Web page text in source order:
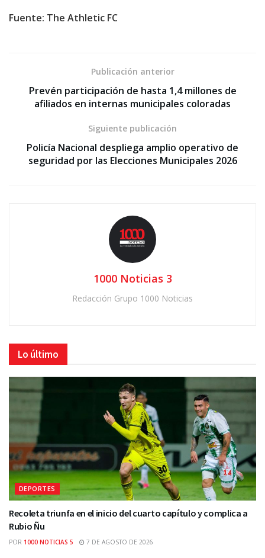
Fuente: The Athletic FC
Publicación anterior
Prevén participación de hasta 1,4 millones de
afiliados en internas municipales coloradas
Siguiente publicación
Policía Nacional despliega amplio operativo de
seguridad por las Elecciones Municipales 2026
1000 Noticias 3
Redacción Grupo 1000 Noticias
Lo último
DEPORTES
Recoleta triunfa en el inicio del cuarto capítulo y complica a
Rubio Ñu
POR 1000 NOTICIAS 5 7 DE AGOSTO DE 2026